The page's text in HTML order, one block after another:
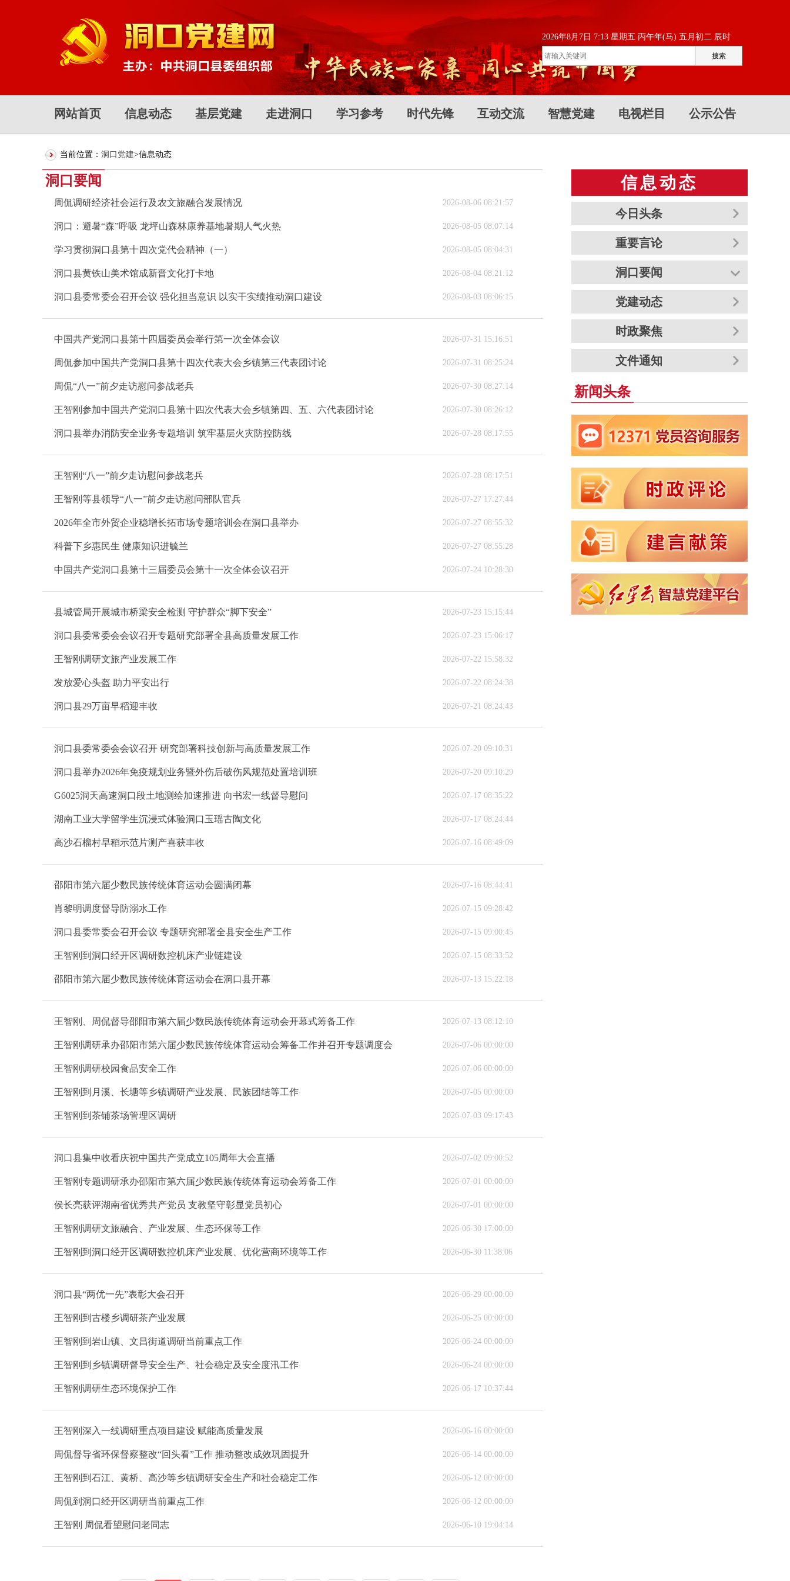
2026年8月7日 7:13 星期五 丙午年(马) 五月初二 辰时
网站首页 信息动态 基层党建 走进洞口 学习参考 时代先锋 互动交流 智慧党建 电视栏目 公示公告
当前位置： 洞口党建>信息动态
洞口要闻
周侃调研经济社会运行及农文旅融合发展情况 2026-08-06 08:21:57
洞口：避暑“森”呼吸 龙坪山森林康养基地暑期人气火热 2026-08-05 08:07:14
学习贯彻洞口县第十四次党代会精神（一） 2026-08-05 08:04:31
洞口县黄铁山美术馆成新晋文化打卡地 2026-08-04 08:21:12
洞口县委常委会召开会议 强化担当意识 以实干实绩推动洞口建设 2026-08-03 08:06:15
中国共产党洞口县第十四届委员会举行第一次全体会议 2026-07-31 15:16:51
周侃参加中国共产党洞口县第十四次代表大会乡镇第三代表团讨论 2026-07-31 08:25:24
周侃“八一”前夕走访慰问参战老兵 2026-07-30 08:27:14
王智刚参加中国共产党洞口县第十四次代表大会乡镇第四、五、六代表团讨论 2026-07-30 08:26:12
洞口县举办消防安全业务专题培训 筑牢基层火灾防控防线 2026-07-28 08:17:55
王智刚“八一”前夕走访慰问参战老兵 2026-07-28 08:17:51
王智刚等县领导“八一”前夕走访慰问部队官兵 2026-07-27 17:27:44
2026年全市外贸企业稳增长拓市场专题培训会在洞口县举办 2026-07-27 08:55:32
科普下乡惠民生 健康知识进毓兰 2026-07-27 08:55:28
中国共产党洞口县第十三届委员会第十一次全体会议召开 2026-07-24 10:28:30
县城管局开展城市桥梁安全检测 守护群众“脚下安全” 2026-07-23 15:15:44
洞口县委常委会会议召开专题研究部署全县高质量发展工作 2026-07-23 15:06:17
王智刚调研文旅产业发展工作 2026-07-22 15:58:32
发放爱心头盔 助力平安出行 2026-07-22 08:24:38
洞口县29万亩早稻迎丰收 2026-07-21 08:24:43
洞口县委常委会会议召开 研究部署科技创新与高质量发展工作 2026-07-20 09:10:31
洞口县举办2026年免疫规划业务暨外伤后破伤风规范处置培训班 2026-07-20 09:10:29
G6025洞天高速洞口段土地测绘加速推进 向书宏一线督导慰问 2026-07-17 08:35:22
湖南工业大学留学生沉浸式体验洞口玉瑶古陶文化 2026-07-17 08:24:44
高沙石榴村早稻示范片测产喜获丰收 2026-07-16 08:49:09
邵阳市第六届少数民族传统体育运动会圆满闭幕 2026-07-16 08:44:41
肖黎明调度督导防溺水工作 2026-07-15 09:28:42
洞口县委常委会召开会议 专题研究部署全县安全生产工作 2026-07-15 09:00:45
王智刚到洞口经开区调研数控机床产业链建设 2026-07-15 08:33:52
邵阳市第六届少数民族传统体育运动会在洞口县开幕 2026-07-13 15:22:18
王智刚、周侃督导邵阳市第六届少数民族传统体育运动会开幕式筹备工作 2026-07-13 08:12:10
王智刚调研承办邵阳市第六届少数民族传统体育运动会筹备工作并召开专题调度会 2026-07-06 00:00:00
王智刚调研校园食品安全工作 2026-07-06 00:00:00
王智刚到月溪、长塘等乡镇调研产业发展、民族团结等工作 2026-07-05 00:00:00
王智刚到茶铺茶场管理区调研 2026-07-03 09:17:43
洞口县集中收看庆祝中国共产党成立105周年大会直播 2026-07-02 09:00:52
王智刚专题调研承办邵阳市第六届少数民族传统体育运动会筹备工作 2026-07-01 00:00:00
侯长亮获评湖南省优秀共产党员 支教坚守彰显党员初心 2026-07-01 00:00:00
王智刚调研文旅融合、产业发展、生态环保等工作 2026-06-30 17:00:00
王智刚到洞口经开区调研数控机床产业发展、优化营商环境等工作 2026-06-30 11:38:06
洞口县“两优一先”表彰大会召开 2026-06-29 00:00:00
王智刚到古楼乡调研茶产业发展 2026-06-25 00:00:00
王智刚到岩山镇、文昌街道调研当前重点工作 2026-06-24 00:00:00
王智刚到乡镇调研督导安全生产、社会稳定及安全度汛工作 2026-06-24 00:00:00
王智刚调研生态环境保护工作 2026-06-17 10:37:44
王智刚深入一线调研重点项目建设 赋能高质量发展 2026-06-16 00:00:00
周侃督导省环保督察整改“回头看”工作 推动整改成效巩固提升 2026-06-14 00:00:00
王智刚到石江、黄桥、高沙等乡镇调研安全生产和社会稳定工作 2026-06-12 00:00:00
周侃到洞口经开区调研当前重点工作 2026-06-12 00:00:00
王智刚 周侃看望慰问老同志 2026-06-10 19:04:14
信息动态
今日头条
重要言论
洞口要闻
党建动态
时政聚焦
文件通知
新闻头条